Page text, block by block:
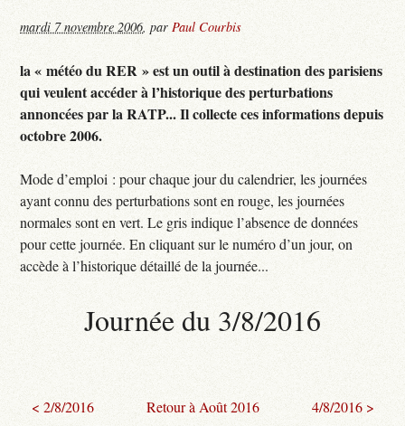
mardi 7 novembre 2006,parPaul Courbis
la « météo du RER » est un outil à destination des parisiens
qui veulent accéder à l’historique des perturbations
annoncées par la RATP... Il collecte ces informations depuis
octobre 2006.
Mode d’emploi : pour chaque jour du calendrier, les journées
ayant connu des perturbations sont en rouge, les journées
normales sont en vert. Le gris indique l’absence de données
pour cette journée. En cliquant sur le numéro d’un jour, on
accède à l’historique détaillé de la journée...
Journée du 3/8/2016
< 2/8/2016 Retour à Août 2016 4/8/2016 >